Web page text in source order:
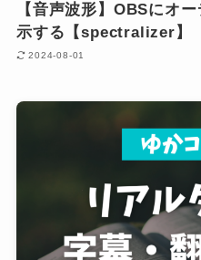
【音声波形】OBSにオ
示する【spectralizer】
2024-08-01